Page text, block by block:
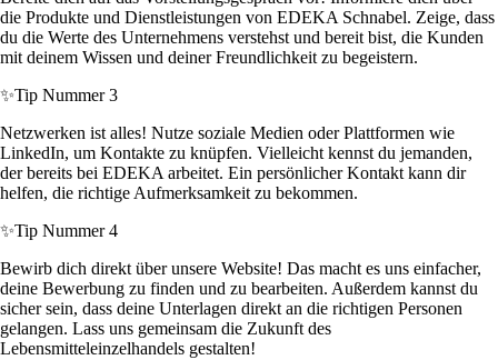
die Produkte und Dienstleistungen von EDEKA Schnabel. Zeige, dass
du die Werte des Unternehmens verstehst und bereit bist, die Kunden
mit deinem Wissen und deiner Freundlichkeit zu begeistern.
✨Tip Nummer 3
Netzwerken ist alles! Nutze soziale Medien oder Plattformen wie
LinkedIn, um Kontakte zu knüpfen. Vielleicht kennst du jemanden,
der bereits bei EDEKA arbeitet. Ein persönlicher Kontakt kann dir
helfen, die richtige Aufmerksamkeit zu bekommen.
✨Tip Nummer 4
Bewirb dich direkt über unsere Website! Das macht es uns einfacher,
deine Bewerbung zu finden und zu bearbeiten. Außerdem kannst du
sicher sein, dass deine Unterlagen direkt an die richtigen Personen
gelangen. Lass uns gemeinsam die Zukunft des
Lebensmitteleinzelhandels gestalten!